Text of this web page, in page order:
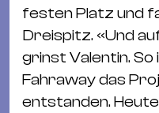
festen Platz und
Dreispitz. «Und
grinst Valentin.
Fahraway das
entstanden.